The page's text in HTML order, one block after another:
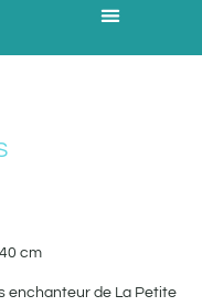
cm
enchanteur de La Petite